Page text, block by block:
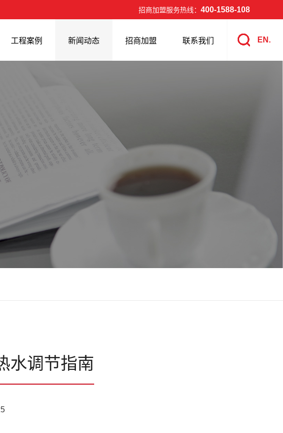
招商加盟服务热线： 400-1588-108
工程案例 新闻动态 招商加盟 联系我们 EN.
水调节指南